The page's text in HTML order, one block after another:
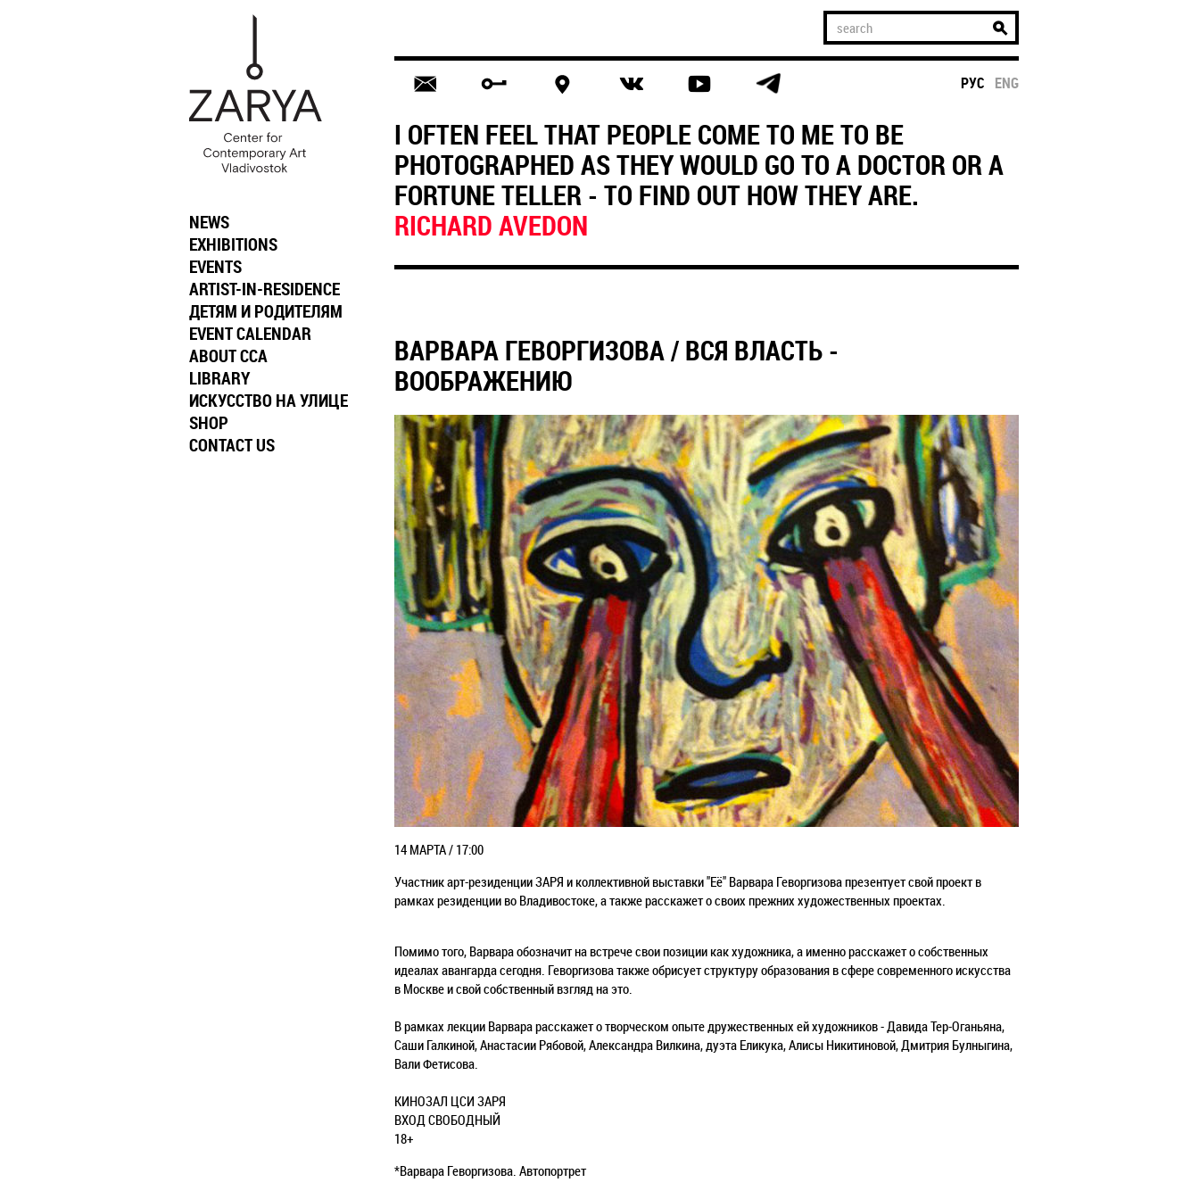
РУС ENG
I OFTEN FEEL THAT PEOPLE COME TO ME TO BE
PHOTOGRAPHED AS THEY WOULD GO TO A DOCTOR OR A
FORTUNE TELLER - TO FIND OUT HOW THEY ARE.
RICHARD AVEDON
ВАРВАРА ГЕВОРГИЗОВА / ВСЯ ВЛАСТЬ -
ВООБРАЖЕНИЮ
14 МАРТА / 17:00
Участник арт-резиденции ЗАРЯ и коллективной выставки "Её" Варвара Геворгизова презентует свой проект в
рамках резиденции во Владивостоке, а также расскажет о своих прежних художественных проектах.
Помимо того, Варвара обозначит на встрече свои позиции как художника, а именно расскажет о собственных
идеалах авангарда сегодня. Геворгизова также обрисует структуру образования в сфере современного искусства
в Москве и свой собственный взгляд на это.
В рамках лекции Варвара расскажет о творческом опыте дружественных ей художников - Давида Тер-Оганьяна,
Саши Галкиной, Анастасии Рябовой, Александра Вилкина, дуэта Еликука, Алисы Никитиновой, Дмитрия Булныгина,
Вали Фетисова.
КИНОЗАЛ ЦСИ ЗАРЯ
ВХОД СВОБОДНЫЙ
18+
*Варвара Геворгизова. Автопортрет
NEWS
EXHIBITIONS
EVENTS
ARTIST-IN-RESIDENCE
ДЕТЯМ И РОДИТЕЛЯМ
EVENT CALENDAR
ABOUT CCA
LIBRARY
ИСКУССТВО НА УЛИЦЕ
SHOP
CONTACT US